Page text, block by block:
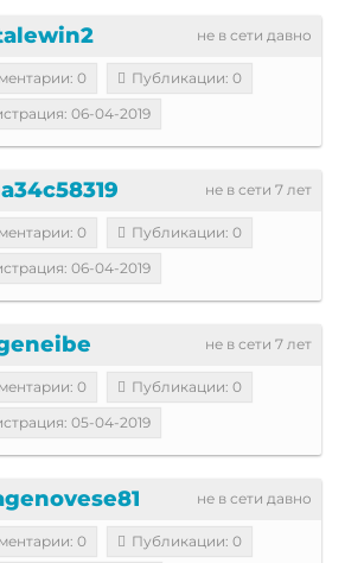
не в сети давно
0
Публикации: 0
06-04-2019
не в сети 7 лет
0
Публикации: 0
06-04-2019
не в сети 7 лет
0
Публикации: 0
05-04-2019
не в сети давно
0
Публикации: 0